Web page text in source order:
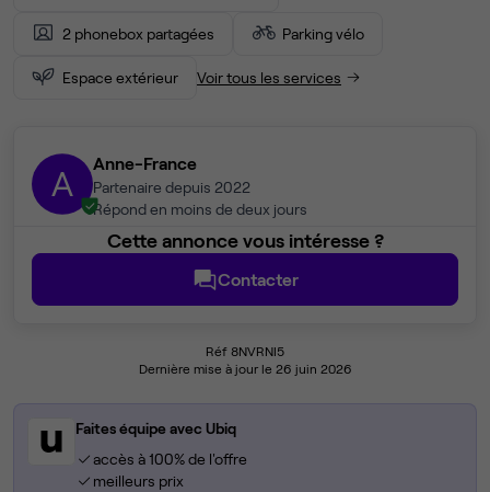
2 phonebox partagées Parking vélo
Espace extérieur Voir tous les services
A Anne-France
Partenaire depuis 2022
Répond en moins de deux jours
Cette annonce vous intéresse ?
Contacter
Réf 8NVRNI5
Dernière mise à jour le 26 juin 2026
Faites équipe avec Ubiq
accès à 100% de l'offre
meilleurs prix